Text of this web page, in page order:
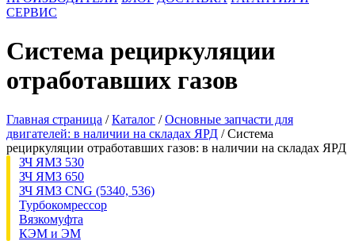
СЕРВИС
Система рециркуляции
отработавших газов
Главная страница /Каталог /Основные запчасти для
двигателей: в наличии на складах ЯРД /Система
рециркуляции отработавших газов: в наличии на складах ЯРД
ЗЧ ЯМЗ 530
ЗЧ ЯМЗ 650
ЗЧ ЯМЗ CNG (5340, 536)
Турбокомрессор
Вязкомуфта
КЭМ и ЭМ